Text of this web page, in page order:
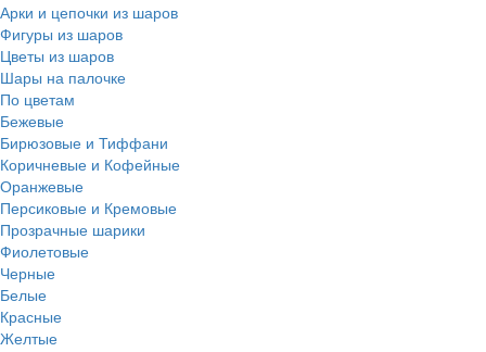
Арки и цепочки из шаров
Фигуры из шаров
Цветы из шаров
Шары на палочке
По цветам
Бежевые
Бирюзовые и Тиффани
Коричневые и Кофейные
Оранжевые
Персиковые и Кремовые
Прозрачные шарики
Фиолетовые
Черные
Белые
Красные
Желтые